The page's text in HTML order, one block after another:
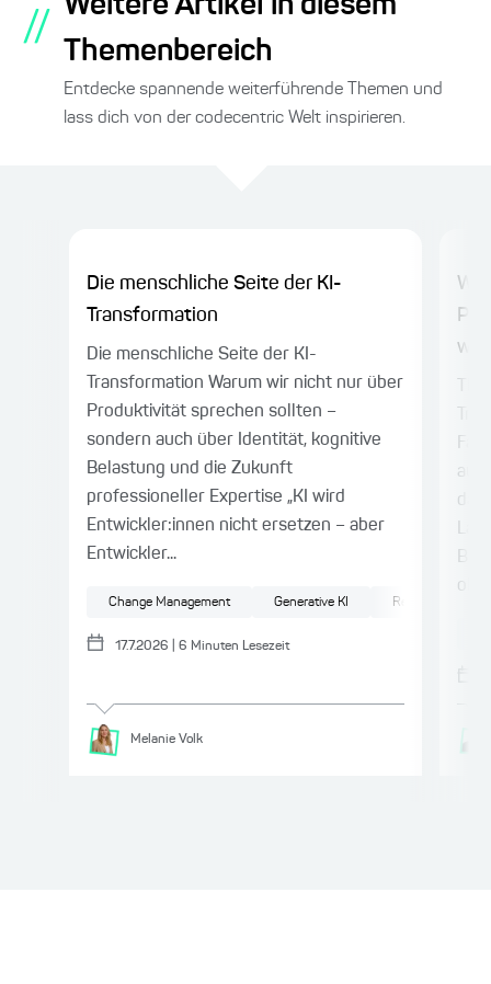
//
Weitere Artikel in diesem
Themenbereich
Entdecke spannende weiterführende Themen und
lass dich von der codecentric Welt inspirieren.
Die menschliche Seite der KI-
Transformation
Die menschliche Seite der KI-
Transformation Warum wir nicht nur über
Produktivität sprechen sollten –
sondern auch über Identität, kognitive
Belastung und die Zukunft
professioneller Expertise „KI wird
Entwickler:innen nicht ersetzen – aber
Entwickler...
Change Management Generative KI Resilienz
17.7.2026 6 Minuten Lesezeit
Melanie Volk
wie
das